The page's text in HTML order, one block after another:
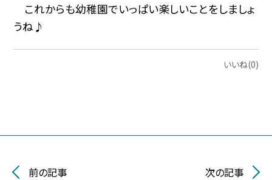
これからも幼稚園でいっぱい楽しいことをしましょ
うね♪
いいね(0)
前の記事 次の記事